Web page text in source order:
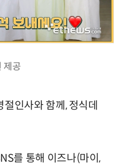
제공
인사와 함께, 정식데
를 통해 이즈나(마이,